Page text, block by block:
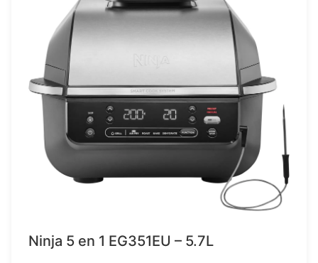
Ninja 5 en 1 EG351EU – 5.7L